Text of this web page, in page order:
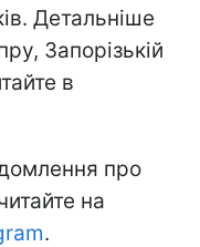
Детальніше
Запорізькій
в
про
на
.